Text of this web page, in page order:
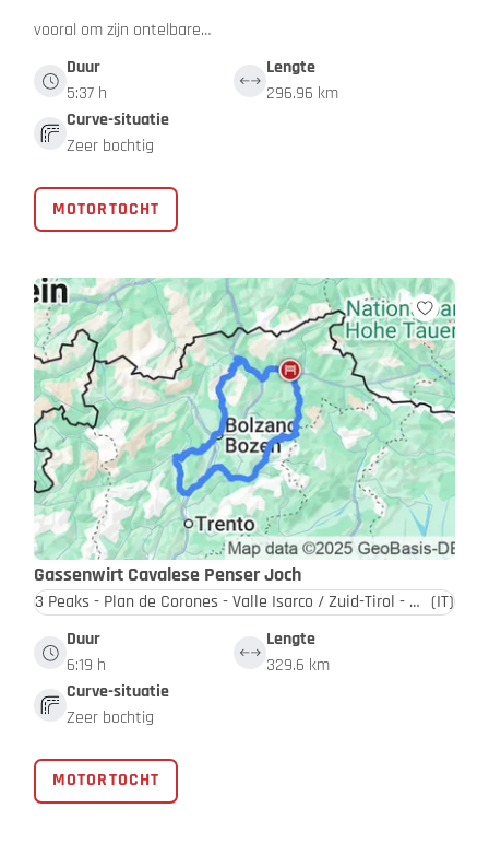
vooral om zijn ontelbare…
Duur
5:37 h
Lengte
296.96 km
Curve-situatie
Zeer bochtig
MOTORTOCHT
Gassenwirt Cavalese Penser Joch
3 Peaks - Plan de Corones - Valle Isarco / Zuid-Tirol - Dolomieten (IT)
Duur
6:19 h
Lengte
329.6 km
Curve-situatie
Zeer bochtig
MOTORTOCHT